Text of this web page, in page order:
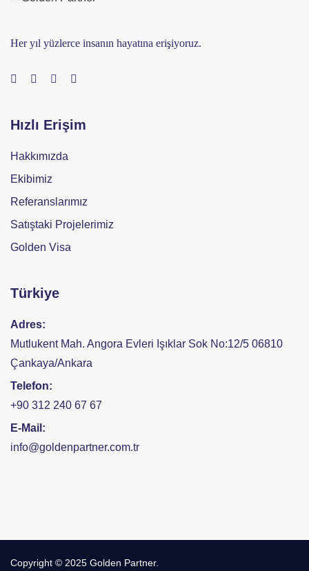
Her yıl yüzlerce insanın hayatına erişiyoruz.
Hızlı Erişim
Hakkımızda
Ekibimiz
Referanslarımız
Satıştaki Projelerimiz
Golden Visa
Türkiye
Adres:
Mutlukent Mah. Angora Evleri Işıklar Sok No:12/5 06810
Çankaya/Ankara
Telefon:
+90 312 240 67 67
E-Mail:
info@goldenpartner.com.tr
Copyright © 2025 Golden Partner.